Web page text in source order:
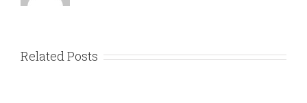
Related Posts